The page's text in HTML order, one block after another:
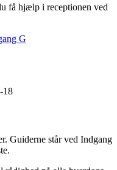
få hjælp i receptionen ved
G
18
Guiderne står ved Indgang